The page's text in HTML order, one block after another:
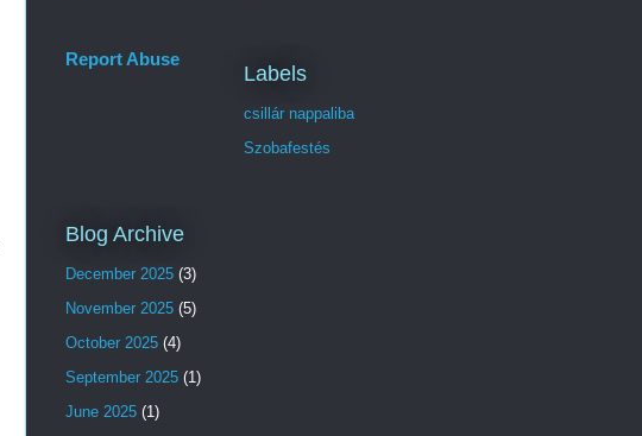
Report Abuse
Labels
csillár nappaliba
Szobafestés
Blog Archive
December 2025 (3)
November 2025 (5)
October 2025 (4)
September 2025 (1)
June 2025 (1)